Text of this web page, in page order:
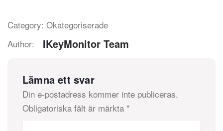
Category: Okategoriserade
Author:
IKeyMonitor Team
Lämna ett svar
Din e-postadress kommer inte publiceras.
Obligatoriska fält är märkta *